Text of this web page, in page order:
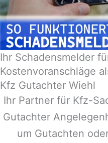
Ihr Schadensmelder
Kostenvoranschläge
Kfz Gutachter Wiehl
Ihr Partner für Kfz-
Gutachter
um Gutachten